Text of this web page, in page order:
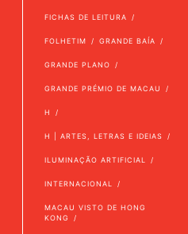
FICHAS DE LEITURA
FOLHETIM GRANDE BAÍA
GRANDE PLANO
GRANDE PRÉMIO DE MACAU
H
H | ARTES, LETRAS E IDEIAS
ILUMINAÇÃO ARTIFICIAL
INTERNACIONAL
MACAU VISTO DE HONG
KONG